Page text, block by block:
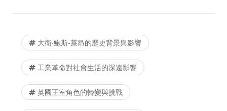
大衛·鮑斯-萊昂的歷史背景與影響
工業革命對社會生活的深遠影響
英國王室角色的轉變與挑戰